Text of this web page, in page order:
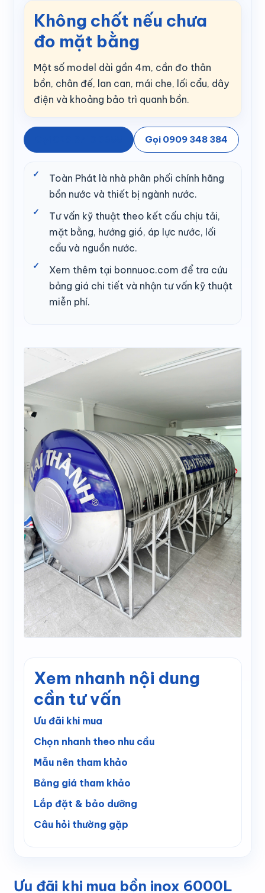
Không chốt nếu chưa
đo mặt bằng
Một số model dài gần 4m, cần đo thân
bồn, chân đế, lan can, mái che, lối cẩu, dây
điện và khoảng bảo trì quanh bồn.
Gọi 0909 348 384
Toàn Phát là nhà phân phối chính hãng
bồn nước và thiết bị ngành nước.
Tư vấn kỹ thuật theo kết cấu chịu tải,
mặt bằng, hướng gió, áp lực nước, lối
cẩu và nguồn nước.
Xem thêm tại bonnuoc.com để tra cứu
bảng giá chi tiết và nhận tư vấn kỹ thuật
miễn phí.
Xem nhanh nội dung
cần tư vấn
Ưu đãi khi mua
Chọn nhanh theo nhu cầu
Mẫu nên tham khảo
Bảng giá tham khảo
Lắp đặt & bảo dưỡng
Câu hỏi thường gặp
Ưu đãi khi mua bồn inox 6000L